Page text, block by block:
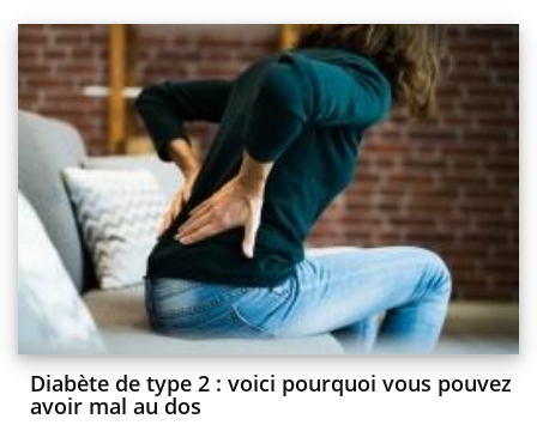
Diabète de type 2 : voici pourquoi vous pouvez
avoir mal au dos